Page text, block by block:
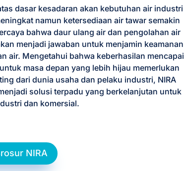
dasar kesadaran akan kebutuhan air industri
namun ketersediaan air tawar semakin
bahwa daur ulang air dan pengolahan air
menjadi jawaban untuk menjamin keamanan
air. Mengetahui bahwa keberhasilan mencapai
masa depan yang lebih hijau memerlukan
dari dunia usaha dan pelaku industri, NIRA
solusi terpadu yang berkelanjutan untuk
dan komersial.​
NIRA